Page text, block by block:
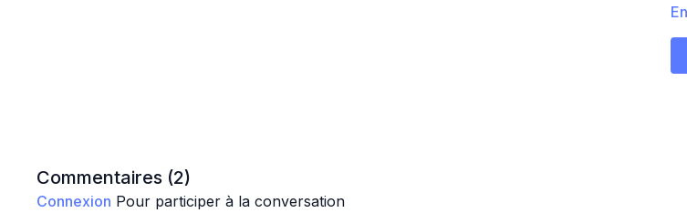
Commentaires (2)
Connexion Pour participer à la conversation